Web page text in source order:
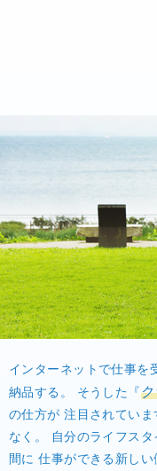
インターネットで仕事を
納品する。
そうした『
の仕方が 注目されてい
なく。
自分のライフス
間に 仕事ができる新しい